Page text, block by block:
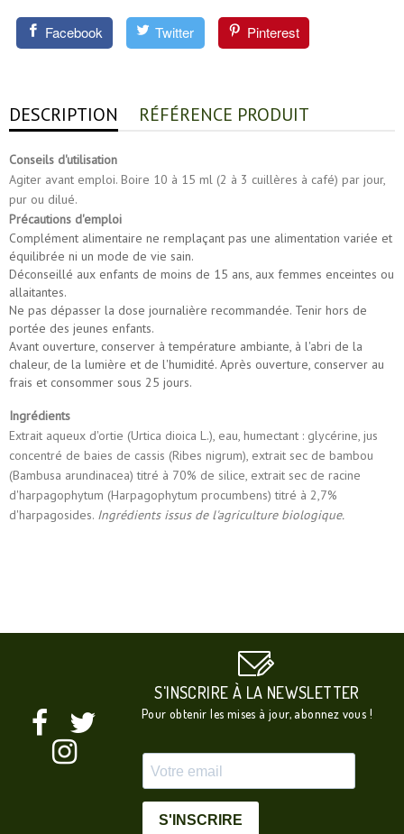
Facebook Twitter Pinterest
DESCRIPTION RÉFÉRENCE PRODUIT
Conseils d'utilisation
Agiter avant emploi. Boire 10 à 15 ml (2 à 3 cuillères à café) par jour,
pur ou dilué.
Précautions d'emploi
Complément alimentaire ne remplaçant pas une alimentation variée et
équilibrée ni un mode de vie sain.
Déconseillé aux enfants de moins de 15 ans, aux femmes enceintes ou
allaitantes.
Ne pas dépasser la dose journalière recommandée. Tenir hors de
portée des jeunes enfants.
Avant ouverture, conserver à température ambiante, à l'abri de la
chaleur, de la lumière et de l'humidité. Après ouverture, conserver au
frais et consommer sous 25 jours.
Ingrédients
Extrait aqueux d'ortie (Urtica dioica L.), eau, humectant : glycérine, jus
concentré de baies de cassis (Ribes nigrum), extrait sec de bambou
(Bambusa arundinacea) titré à 70% de silice, extrait sec de racine
d'harpagophytum (Harpagophytum procumbens) titré à 2,7%
d'harpagosides. Ingrédients issus de l'agriculture biologique.
S'INSCRIRE À LA NEWSLETTER
Pour obtenir les mises à jour, abonnez vous !
S'INSCRIRE